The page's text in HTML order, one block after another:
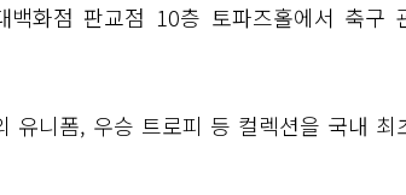
화점 판교점 10층 토파즈홀에서 축구
유니폼, 우승 트로피 등 컬렉션을 국내 최